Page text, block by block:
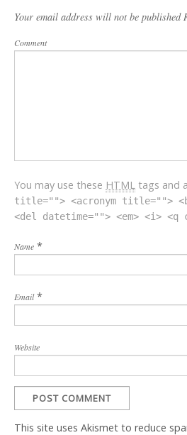
Your email address will not be published
Comment
You may use these HTML tags and
title=""> <acronym title="">
<del datetime=""> <em> <i>
Name *
Email *
Website
This site uses Akismet to reduce